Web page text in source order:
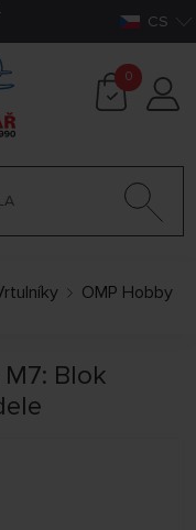
CS
0
OMP Hobby
Blok